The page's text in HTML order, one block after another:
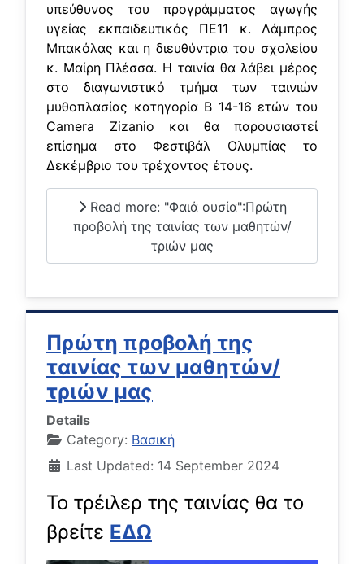
υπεύθυνος του προγράμματος αγωγής
υγείας εκπαιδευτικός ΠΕ11 κ. Λάμπρος
Μπακόλας και η διευθύντρια του σχολείου
κ. Μαίρη Πλέσσα. Η ταινία θα λάβει μέρος
στο διαγωνιστικό τμήμα των ταινιών
μυθοπλασίας κατηγορία Β 14-16 ετών του
Camera Zizanio και θα παρουσιαστεί
επίσημα στο Φεστιβάλ Ολυμπίας το
Δεκέμβριο του τρέχοντος έτους.
Read more: "Φαιά ουσία":Πρώτη
προβολή της ταινίας των μαθητών/
τριών μας
Πρώτη προβολή της
ταινίας των μαθητών/
τριών μας
Details
Category: Βασική
Last Updated: 14 September 2024
To τρέιλερ της ταινίας θα το
βρείτε ΕΔΩ